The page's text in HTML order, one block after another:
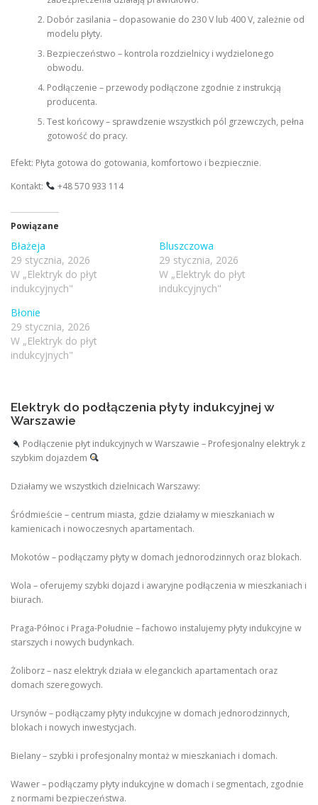
Dobór zasilania – dopasowanie do 230 V lub 400 V, zależnie od
modelu płyty.
Bezpieczeństwo – kontrola rozdzielnicy i wydzielonego
obwodu.
Podłączenie – przewody podłączone zgodnie z instrukcją
producenta.
Test końcowy – sprawdzenie wszystkich pól grzewczych, pełna
gotowość do pracy.
Efekt: Płyta gotowa do gotowania, komfortowo i bezpiecznie.
Kontakt:
+48 570 933 114
Powiązane
Błażeja
29 stycznia, 2026
W „Elektryk do płyt
indukcyjnych"
Bluszczowa
29 stycznia, 2026
W „Elektryk do płyt
indukcyjnych"
Błonie
29 stycznia, 2026
W „Elektryk do płyt
indukcyjnych"
Elektryk do podłączenia płyty indukcyjnej w
Warszawie
Podłączenie płyt indukcyjnych w Warszawie – Profesjonalny elektryk z
szybkim dojazdem
Działamy we wszystkich dzielnicach Warszawy:
Śródmieście – centrum miasta, gdzie działamy w mieszkaniach w
kamienicach i nowoczesnych apartamentach.
Mokotów – podłączamy płyty w domach jednorodzinnych oraz blokach.
Wola – oferujemy szybki dojazd i awaryjne podłączenia w mieszkaniach i
biurach.
Praga-Północ i Praga-Południe – fachowo instalujemy płyty indukcyjne w
starszych i nowych budynkach.
Żoliborz – nasz elektryk działa w eleganckich apartamentach oraz
domach szeregowych.
Ursynów – podłączamy płyty indukcyjne w domach jednorodzinnych,
blokach i nowych inwestycjach.
Bielany – szybki i profesjonalny montaż w mieszkaniach i domach.
Wawer – podłączamy płyty indukcyjne w domach i segmentach, zgodnie
z normami bezpieczeństwa.